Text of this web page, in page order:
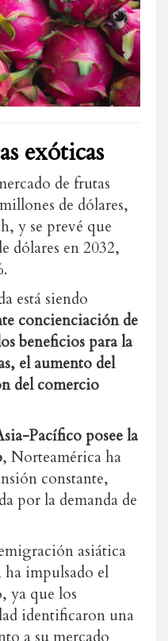
exóticas
de frutas
de dólares,
y se prevé que
dólares en 2032,
está siendo
concienciación de
beneficios para la
el aumento del
del comercio
Pacífico posee la
, Norteamérica ha
constante,
por la demanda de
asiática
ha impulsado el
ya que los
identificaron una